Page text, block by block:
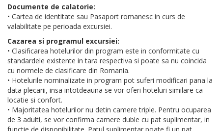
Documente de calatorie:
• Cartea de identitate sau Pasaport romanesc in curs de
valabilitate pe perioada excursiei.
Cazarea si programul excursiei:
• Clasificarea hotelurilor din program este in conformitate cu
standardele existente in tara respectiva si poate sa nu coincida
cu normele de clasificare din Romania.
• Hotelurile nominalizate in program pot suferi modificari pana la
data plecarii, insa intotdeauna se vor oferi hoteluri similare ca
locatie si confort.
• Majoritatea hotelurilor nu detin camere triple. Pentru ocuparea
de 3 adulti, se vor confirma camere duble cu pat suplimentar, in